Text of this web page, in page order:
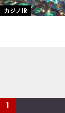
カジノIR
1